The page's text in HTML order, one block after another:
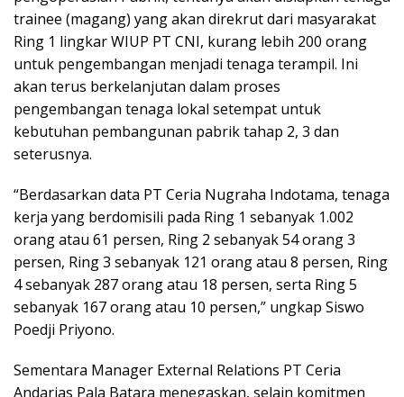
trainee (magang) yang akan direkrut dari masyarakat
Ring 1 lingkar WIUP PT CNI, kurang lebih 200 orang
untuk pengembangan menjadi tenaga terampil. Ini
akan terus berkelanjutan dalam proses
pengembangan tenaga lokal setempat untuk
kebutuhan pembangunan pabrik tahap 2, 3 dan
seterusnya.
“Berdasarkan data PT Ceria Nugraha Indotama, tenaga
kerja yang berdomisili pada Ring 1 sebanyak 1.002
orang atau 61 persen, Ring 2 sebanyak 54 orang 3
persen, Ring 3 sebanyak 121 orang atau 8 persen, Ring
4 sebanyak 287 orang atau 18 persen, serta Ring 5
sebanyak 167 orang atau 10 persen,” ungkap Siswo
Poedji Priyono.
Sementara Manager External Relations PT Ceria
Andarias Pala Batara menegaskan, selain komitmen